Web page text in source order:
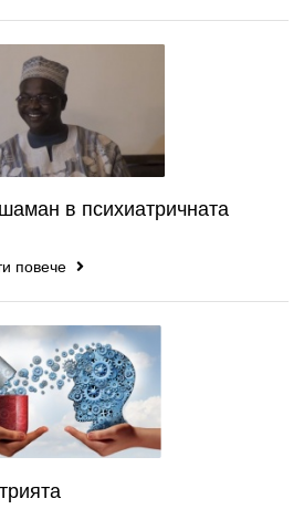
в психиатричната
повече